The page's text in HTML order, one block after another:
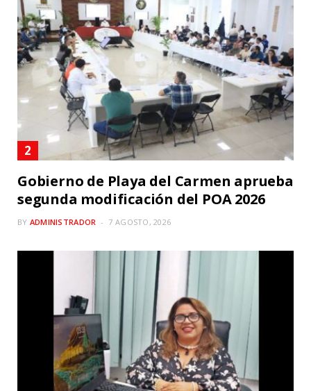
Gobierno de Playa del Carmen aprueba
segunda modificación del POA 2026
BY ADMINISTRADOR 7 AGOSTO, 2026